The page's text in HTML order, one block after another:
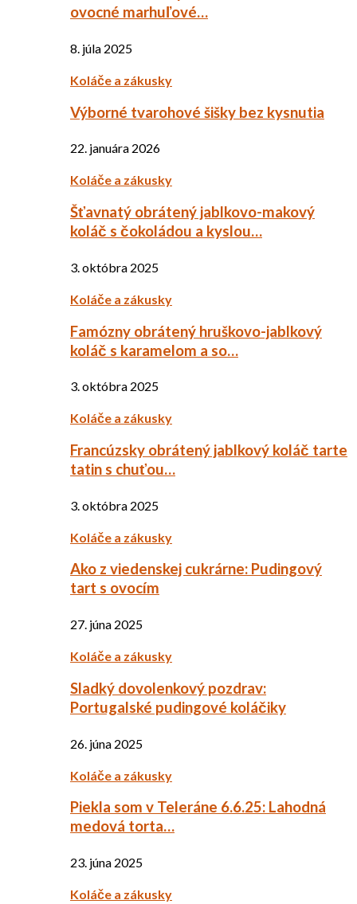
ovocné marhuľové…
8. júla 2025
Koláče a zákusky
Výborné tvarohové šišky bez kysnutia
22. januára 2026
Koláče a zákusky
Šťavnatý obrátený jablkovo-makový
koláč s čokoládou a kyslou…
3. októbra 2025
Koláče a zákusky
Famózny obrátený hruškovo-jablkový
koláč s karamelom a so…
3. októbra 2025
Koláče a zákusky
Francúzsky obrátený jablkový koláč tarte
tatin s chuťou…
3. októbra 2025
Koláče a zákusky
Ako z viedenskej cukrárne: Pudingový
tart s ovocím
27. júna 2025
Koláče a zákusky
Sladký dovolenkový pozdrav:
Portugalské pudingové koláčiky
26. júna 2025
Koláče a zákusky
Piekla som v Teleráne 6.6.25: Lahodná
medová torta…
23. júna 2025
Koláče a zákusky